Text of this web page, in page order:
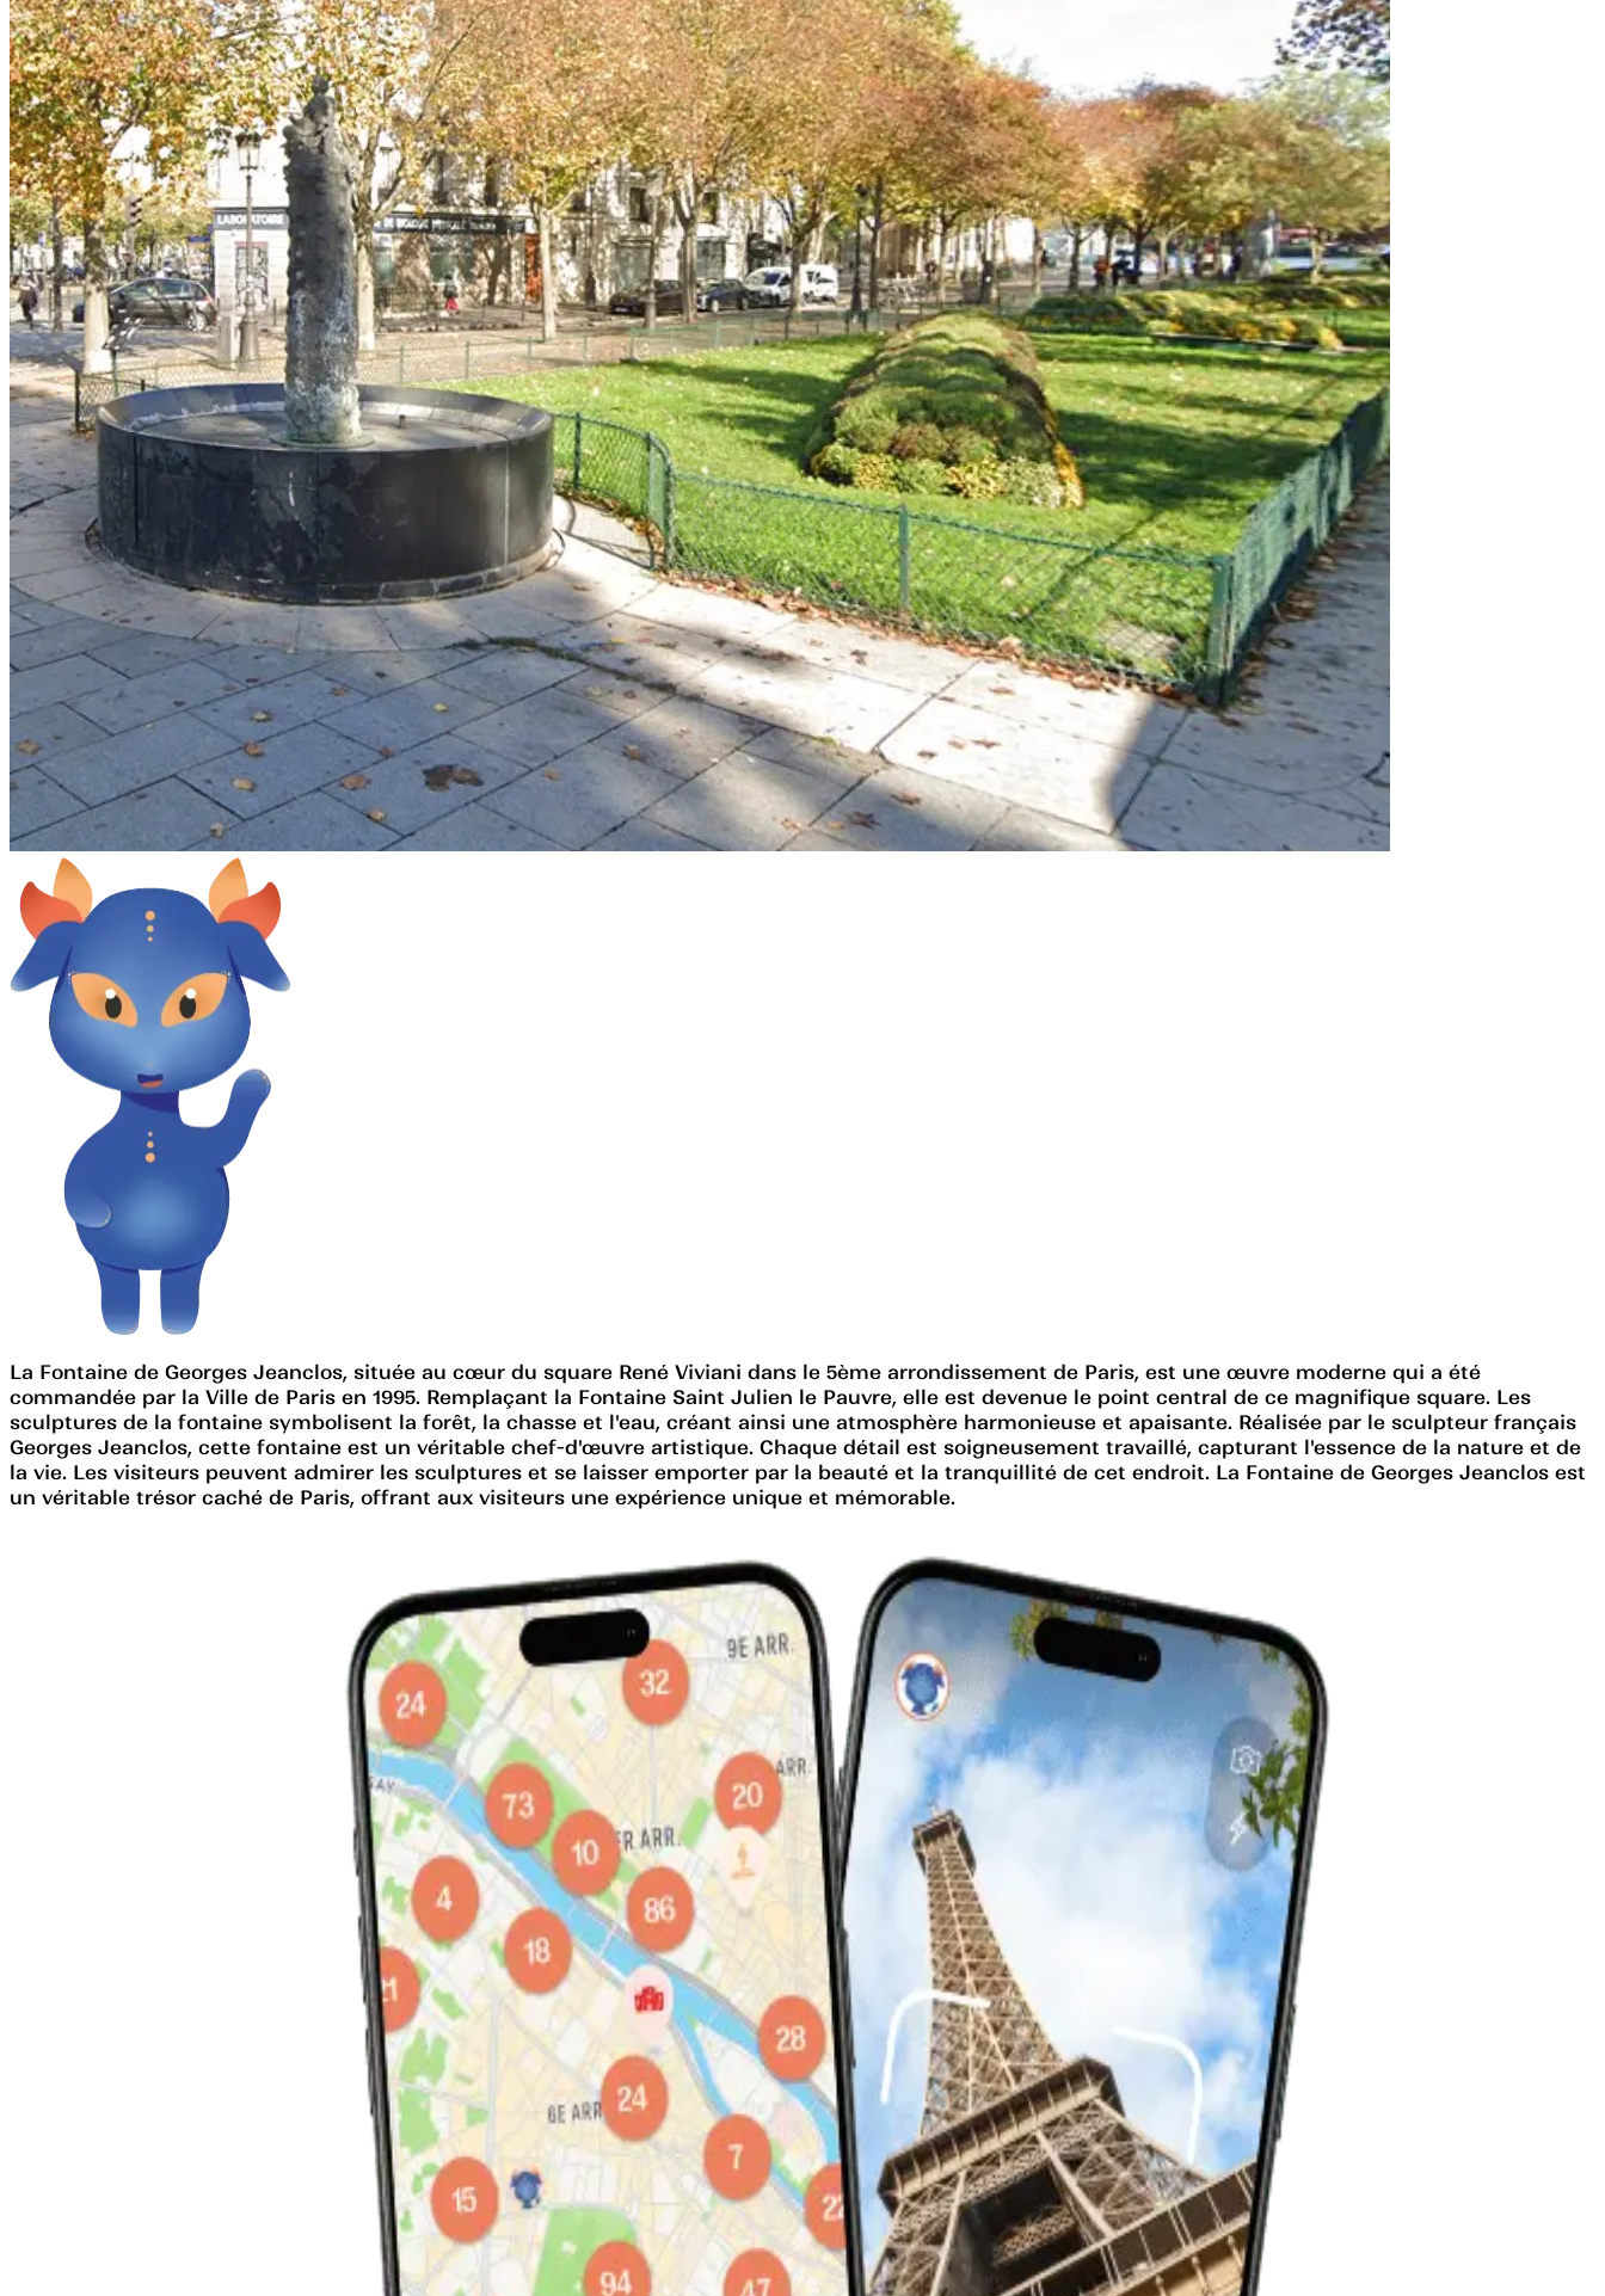
La Fontaine de Georges Jeanclos, située au cœur du square René Viviani dans le 5ème arrondissement de Paris, est une œuvre moderne qui a été
commandée par la Ville de Paris en 1995. Remplaçant la Fontaine Saint Julien le Pauvre, elle est devenue le point central de ce magnifique square. Les
sculptures de la fontaine symbolisent la forêt, la chasse et l'eau, créant ainsi une atmosphère harmonieuse et apaisante. Réalisée par le sculpteur français
Georges Jeanclos, cette fontaine est un véritable chef-d'œuvre artistique. Chaque détail est soigneusement travaillé, capturant l'essence de la nature et de
la vie. Les visiteurs peuvent admirer les sculptures et se laisser emporter par la beauté et la tranquillité de cet endroit. La Fontaine de Georges Jeanclos est
un véritable trésor caché de Paris, offrant aux visiteurs une expérience unique et mémorable.